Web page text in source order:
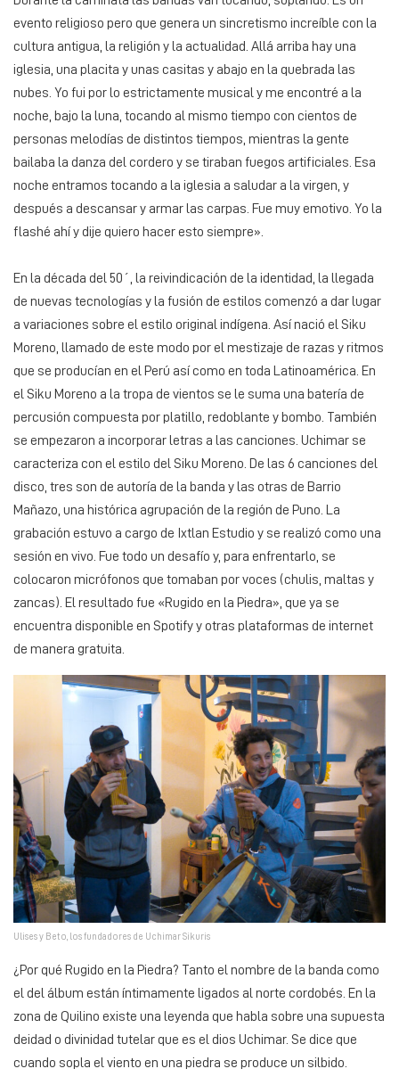
evento religioso pero que genera un sincretismo increíble con la
cultura antigua, la religión y la actualidad. Allá arriba hay una
iglesia, una placita y unas casitas y abajo en la quebrada las
nubes. Yo fui por lo estrictamente musical y me encontré a la
noche, bajo la luna, tocando al mismo tiempo con cientos de
personas melodías de distintos tiempos, mientras la gente
bailaba la danza del cordero y se tiraban fuegos artificiales. Esa
noche entramos tocando a la iglesia a saludar a la virgen, y
después a descansar y armar las carpas. Fue muy emotivo. Yo la
flashé ahí y dije quiero hacer esto siempre».
En la década del 50´, la reivindicación de la identidad, la llegada
de nuevas tecnologías y la fusión de estilos comenzó a dar lugar
a variaciones sobre el estilo original indígena. Así nació el Siku
Moreno, llamado de este modo por el mestizaje de razas y ritmos
que se producían en el Perú así como en toda Latinoamérica. En
el Siku Moreno a la tropa de vientos se le suma una batería de
percusión compuesta por platillo, redoblante y bombo. También
se empezaron a incorporar letras a las canciones. Uchimar se
caracteriza con el estilo del Siku Moreno. De las 6 canciones del
disco, tres son de autoría de la banda y las otras de Barrio
Mañazo, una histórica agrupación de la región de Puno. La
grabación estuvo a cargo de Ixtlan Estudio y se realizó como una
sesión en vivo. Fue todo un desafío y, para enfrentarlo, se
colocaron micrófonos que tomaban por voces (chulis, maltas y
zancas). El resultado fue «Rugido en la Piedra», que ya se
encuentra disponible en Spotify y otras plataformas de internet
de manera gratuita.
Ulises y Beto, los fundadores de Uchimar Sikuris
¿Por qué Rugido en la Piedra? Tanto el nombre de la banda como
el del álbum están íntimamente ligados al norte cordobés. En la
zona de Quilino existe una leyenda que habla sobre una supuesta
deidad o divinidad tutelar que es el dios Uchimar. Se dice que
cuando sopla el viento en una piedra se produce un silbido.